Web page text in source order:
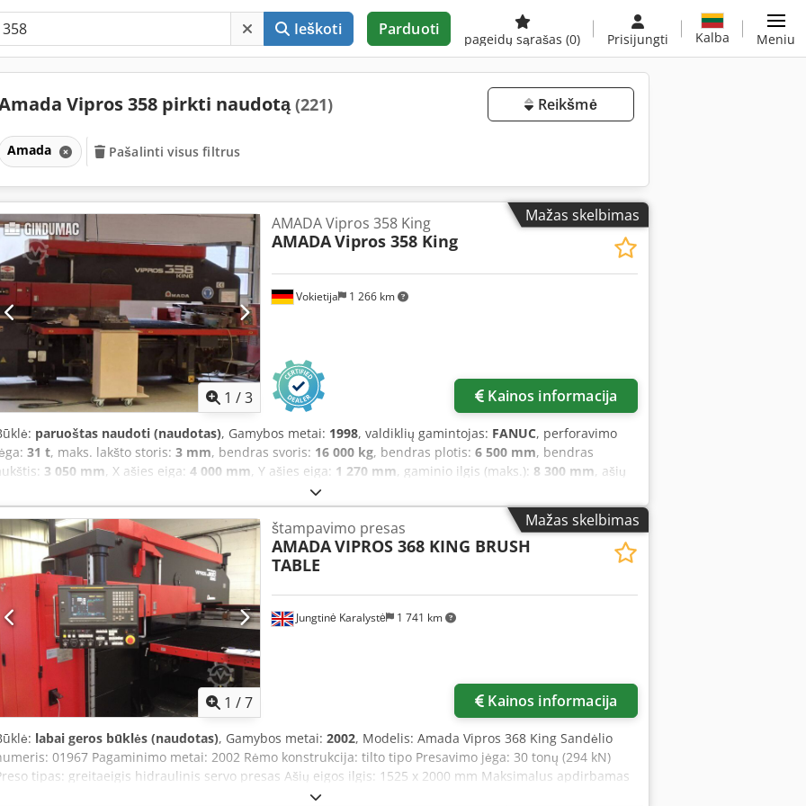
Ieškoti Parduoti
pageidų sąrašas (0) Prisijungti Kalba Meniu
Vipros 358 pirkti naudotą(221) Reikšmė
Amada Pašalinti visus filtrus
Mažas skelbimas
1 /3
Vokietija 1 266 km
AMADA Vipros 358 King
AMADAVipros 358 King
Kainos informacija
paruoštas naudoti (naudotas), Gamybos metai: 1998, valdiklių gamintojas: FANUC, perforavimo
31 t, maks. lakšto storis: 3 mm, bendras svoris: 16 000 kg, bendras plotis: 6 500 mm, bendras
3 050 mm, X ašies eiga: 4 000 mm, Y ašies eiga: 1 270 mm, gaminio ilgis (maks.): 8 300 mm, ašių
, 1998 m. pagamintas CNC štampavimo presas. Šio „AMADA Vipros 358 King“ modelio
ruošinio ilgis yra 4 000 mm, o maksimalus plotis – 1 270 mm. Jo štampavimo jėga siekia 300
kN, o maksimalus eiga – 40 mm. Jei ieškote aukštos kokybės štampavimo įrangos, apsvarstykite galimybę
mūsų siūlomą „AMADA Vipros 358 King“ staklę. Dėl išsamesnės informacijos susisiekite su mumis.
D Atj Afher - Maks. ruošinio ilgis: 4 000 mm- Maks. ruošinio plotis: 1 270 mm- Lakšto storis: 3,2
Maks. štampavimo jėga: 300 kN- Maks. eiga: 40 mm- Maks. padavimo greitis: 80 m/min- Be pakopų
reguliuojamas padavimo greitis: Taip- Valdymo blokas: FANUC- Atitikties deklaracija: Taip- Atitikties
ženklas: CE ženklas
Mažas skelbimas
1 /7
Jungtinė Karalystė 1 741 km
štampavimo presas
AMADAVIPROS 368 KING BRUSH
TABLE
Kainos informacija
labai geros būklės (naudotas), Gamybos metai: 2002, Modelis: Amada Vipros 368 King Sandėlio
01967 Pagaminimo metai: 2002 Rėmo konstrukcija: tilto tipo Presavimo jėga: 30 tonų (294 kN)
tipas: greitaeigis hidraulinis servo presas Ašių eigos ilgis: 1525 x 2000 mm Maksimalus apdirbamas
lakšto dydis: 1525 x 4000 mm (su automatinio pozicionavimo funkcija) Maksimalus medžiagos storis: 3,2